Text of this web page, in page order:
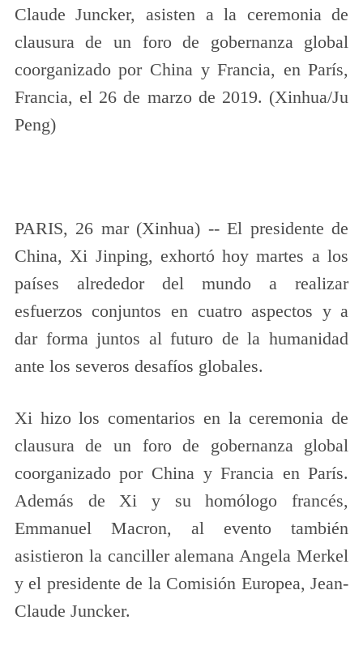
Claude Juncker, asisten a la ceremonia de
clausura de un foro de gobernanza global
coorganizado por China y Francia, en París,
Francia, el 26 de marzo de 2019. (Xinhua/Ju
Peng)
PARIS, 26 mar (Xinhua) -- El presidente de
China, Xi Jinping, exhortó hoy martes a los
países alrededor del mundo a realizar
esfuerzos conjuntos en cuatro aspectos y a
dar forma juntos al futuro de la humanidad
ante los severos desafíos globales.
Xi hizo los comentarios en la ceremonia de
clausura de un foro de gobernanza global
coorganizado por China y Francia en París.
Además de Xi y su homólogo francés,
Emmanuel Macron, al evento también
asistieron la canciller alemana Angela Merkel
y el presidente de la Comisión Europea, Jean-
Claude Juncker.